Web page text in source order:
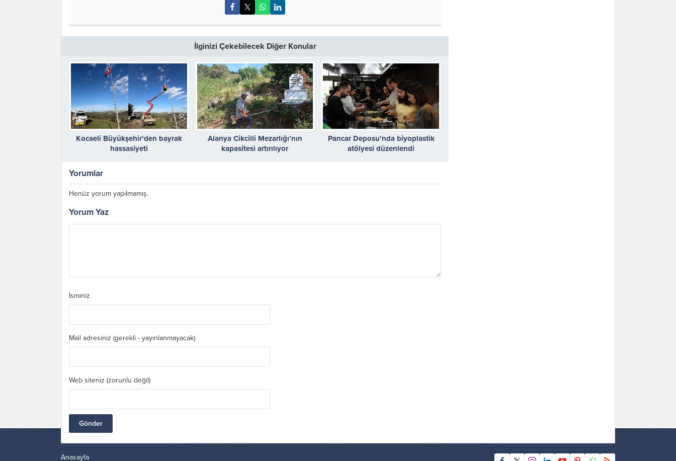
İlginizi Çekebilecek Diğer Konular
Kocaeli Büyükşehir’den bayrak
hassasiyeti
Alanya Cikcilli Mezarlığı’nın
kapasitesi artırılıyor
Pancar Deposu’nda biyoplastik
atölyesi düzenlendi
Yorumlar
Henüz yorum yapılmamış.
Yorum Yaz
İsminiz
Mail adresiniz (gerekli - yayınlanmayacak)
Web siteniz (zorunlu değil)
Anasayfa